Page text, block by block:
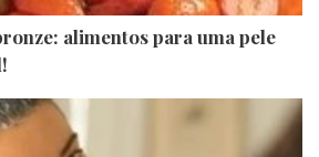
alimentos para uma pele